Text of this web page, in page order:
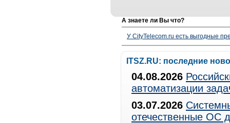
А знаете ли Вы что?
У CityTelecom.ru есть выгодные
ITSZ.RU: последние
04.08.2026
автоматизации
03.07.2026
отечественные ОС